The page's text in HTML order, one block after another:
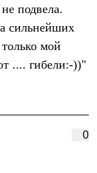
подвела.
сильнейших
мой
.... гибели:-))"
0